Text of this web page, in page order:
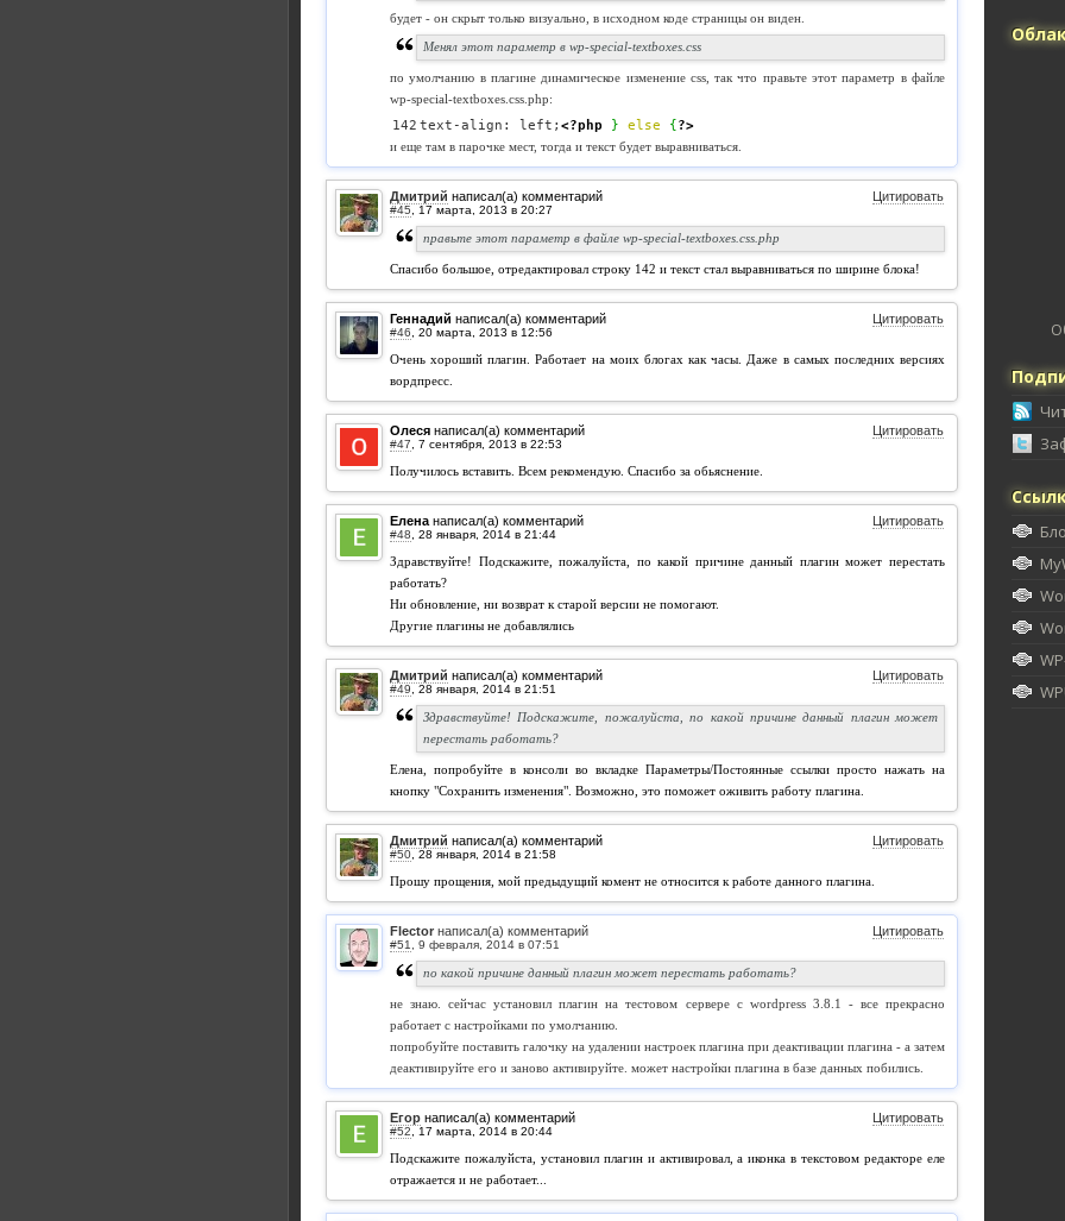
будет - он скрыт только визуально, в исходном коде страницы он виден.
Менял этот параметр в wp-special-textboxes.css
по умолчанию в плагине динамическое изменение css, так что правьте этот параметр в файле
wp-special-textboxes.css.php:
text-align: left; <?php } else {?>
и еще там в парочке мест, тогда и текст будет выравниваться.
Дмитрий написал(а) комментарий Цитировать
#45
правьте этот параметр в файле wp-special-textboxes.css.php
Спасибо большое, отредактировал строку 142 и текст стал выравниваться по ширине блока!
Геннадий написал(а) комментарий Цитировать
#46
Очень хороший плагин. Работает на моих блогах как часы. Даже в самых последних версиях
вордпресс.
Олеся написал(а) комментарий Цитировать
#47
Получилось вставить. Всем рекомендую. Спасибо за обьяснение.
Елена написал(а) комментарий Цитировать
#48
Здравствуйте! Подскажите, пожалуйста, по какой причине данный плагин может перестать
работать?
Ни обновление, ни возврат к старой версии не помогают.
Другие плагины не добавлялись
Дмитрий написал(а) комментарий Цитировать
#49
Здравствуйте! Подскажите, пожалуйста, по какой причине данный плагин может
перестать работать?
Елена, попробуйте в консоли во вкладке Параметры/Постоянные ссылки просто нажать на
кнопку "Сохранить изменения". Возможно, это поможет оживить работу плагина.
Дмитрий написал(а) комментарий Цитировать
#50
Прошу прощения, мой предыдущий комент не относится к работе данного плагина.
Flector написал(а) комментарий Цитировать
#51
по какой причине данный плагин может перестать работать?
не знаю. сейчас установил плагин на тестовом сервере с wordpress 3.8.1 - все прекрасно
работает с настройками по умолчанию.
попробуйте поставить галочку на удалении настроек плагина при деактивации плагина - а затем
деактивируйте его и заново активируйте. может настройки плагина в базе данных побились.
Егор написал(а) комментарий Цитировать
#52
Подскажите пожалуйста, установил плагин и активировал, а иконка в текстовом редакторе еле
отражается и не работает...